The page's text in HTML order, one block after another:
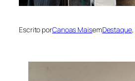
Escrito porCanoas MaisemDestaque,